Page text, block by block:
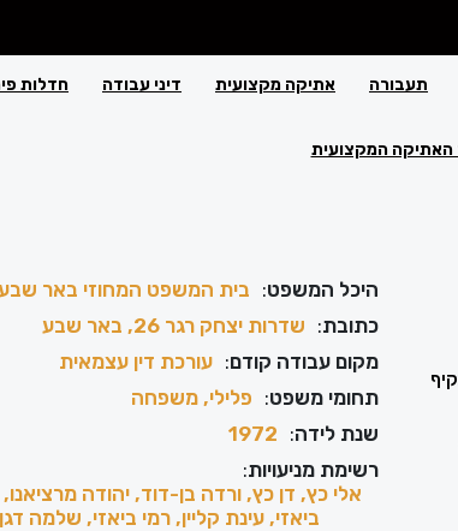
תעבורה אתיקה מקצועית דיני עבודה חדלות
האתיקה המקצועית
היכל המשפט: בית המשפט המחוזי באר
כתובת: שדרות יצחק רגר 26, באר שבע
מקום עבודה קודם: עורכת דין עצמאית
תחומי משפט: פלילי, משפחה
שנת לידה:
1972
רשימת מניעויות:
אלי כץ, דן כץ, ורדה בן-דוד, יהודה
ביאזי, עינת קליין, רמי ביאזי, שלמה